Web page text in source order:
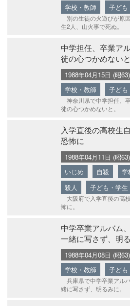
学校・教師
子ども
別の生徒の火遊びが原
生2人、山火事で死ぬ。
中学担任、卒業ア
徒の心つかめないと
1988年04月15日 (昭63)
学校・教師
子ども
神奈川県で中学担任、
徒の心つかめないと。
入学直後の高校生
恐怖に
1988年04月11日 (昭63)
いじめ
自殺 学
殺人
子ども・学生
大阪府で入学直後の高
怖に。
中学卒業アルバム
一緒に写さず、明
1988年04月08日 (昭63)
学校・教師
子ども
兵庫県で中学卒業アル
緒に写さず、明るみに。